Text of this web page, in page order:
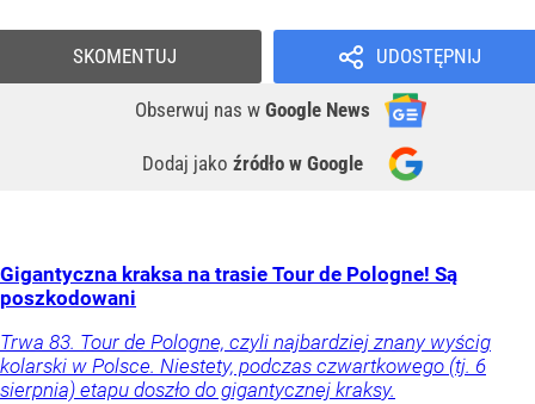
UDOSTĘPNIJ
Obserwuj nas w Google News
Dodaj jako źródło w Google
SKOMENTUJ
Gigantyczna kraksa na trasie Tour de Pologne! Są
poszkodowani
Trwa 83. Tour de Pologne, czyli najbardziej znany wyścig
kolarski w Polsce. Niestety, podczas czwartkowego (tj. 6
sierpnia) etapu doszło do gigantycznej kraksy.